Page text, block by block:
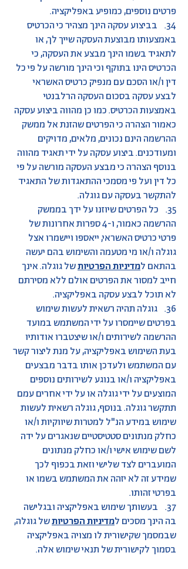
פרטים נוספים, כמופיע באפליקציה.
34. בביצוע עסקה הינך מצהיר כי הכרטיס
באמצעותו מבוצעת העסקה שייך לך, או
לתאגיד בשמו הינך מבצע את העסקה, כי
הכרטיס הינו בתוקף וכי הינך מורשה על פי כל
דין ו/או הסכם עם מנפיק כרטיס האשראי
לבצע עסקה בסכום העסקה הרלבנטי
באמצעות הכרטיס. כמו כן מהווה ביצוע עסקה
כאמור הצהרה כי הפרטים שהזנת אל ממשק
ההרשמה הינם נכונים, מלאים, מדויקים
ומעודכנים. ביצוע עסקה על ידי תאגיד מהווה
בנוסף הצהרה כי מבצע העסקה מורשה על פי
כל דין ועל פי מסמכי ההתאגדות של התאגיד
להתקשר בעסקה עם גוגלה.
35. כל הפרטים שיוזנו על ידך בממשק
ההרשמה כאמור, ו-4 ספרות אחרונות של
פרטי כרטיס האשראי, ייאספו ויישמרו אצל
גוגלה ו/או מי מטעמה והשימוש בהם יעשה
בהתאם למדיניות הפרטיותשל גוגלה. אינך
חייב למסור את הפרטים אולם ללא מסירתם
לא תוכל לבצע עסקה באפליקציה.
36. גוגלה תהיה רשאית לעשות שימוש
בפרטים שיימסרו על ידי המשתמש במועד
ההרשמה לשירותים ו/או שיצטברו אודותיו
בעת השימוש באפליקציה, על מנת ליצור קשר
עם המשתמש ולעדכן אותו בדבר מבצעים
באפליקציה ו/או בנוגע לשירותים נוספים
המוצעים על ידי גוגלה או על ידי אחרים עמם
תתקשר גוגלה. בנוסף, גוגלה רשאית לעשות
שימוש במידע הנ"ל למטרות שיווקיות ו/או
כחלק מנתונים סטטיסטיים שנאגרים על ידה
לשם שימוש אישי ו/או כחלק מנתונים
המועברים לצד שלישי וזאת בכפוף לכך
שמידע זה לא יזהה את המשתמש בשמו או
בפרטי זהותו.
37. בעשותך שימוש באפליקציה ובגלישה
בה הינך מסכים למדיניות הפרטיותשל גוגלה,
שבמסמך שקישורית לו מצויה באפליקציה
בסמוך לקישורית של תנאי שימוש אלה.